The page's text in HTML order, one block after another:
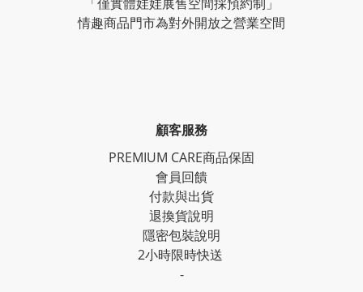
情趣商品門市為對外開放之營業空間
顧客服務
PREMIUM CARE商品保固
會員回饋
付款與出貨
退換貨說明
隱密包裝說明
2小時限時快送
-